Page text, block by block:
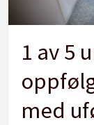
1 av 5
med